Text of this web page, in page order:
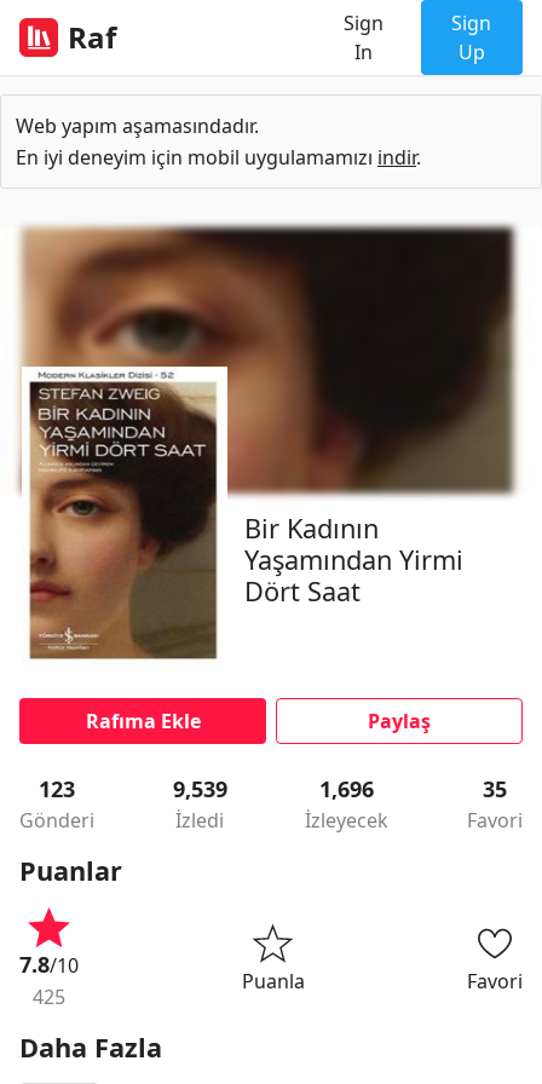
Raf
Sign
In
Sign
Up
Web yapım aşamasındadır.
En iyi deneyim için mobil uygulamamızı indir.
Bir Kadının
Yaşamından Yirmi
Dört Saat
Rafıma Ekle Paylaş
123
Gönderi
9,539
İzledi
1,696
İzleyecek
35
Favori
Puanlar
7.8/10
425
Puanla Favori
Daha Fazla